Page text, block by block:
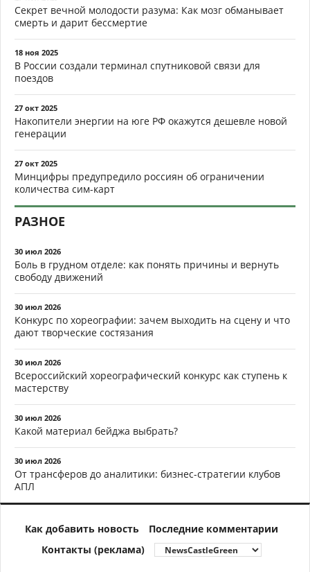
Секрет вечной молодости разума: Как мозг обманывает
смерть и дарит бессмертие
18 ноя 2025
В России создали терминал спутниковой связи для
поездов
27 окт 2025
Накопители энергии на юге РФ окажутся дешевле новой
генерации
27 окт 2025
Минцифры предупредило россиян об ограничении
количества сим-карт
РАЗНОЕ
30 июл 2026
Боль в грудном отделе: как понять причины и вернуть
свободу движений
30 июл 2026
Конкурс по хореографии: зачем выходить на сцену и что
дают творческие состязания
30 июл 2026
Всероссийский хореографический конкурс как ступень к
мастерству
30 июл 2026
Какой материал бейджа выбрать?
30 июл 2026
От трансферов до аналитики: бизнес-стратегии клубов
АПЛ
Как добавить новость
Последние комментарии
Контакты (реклама)